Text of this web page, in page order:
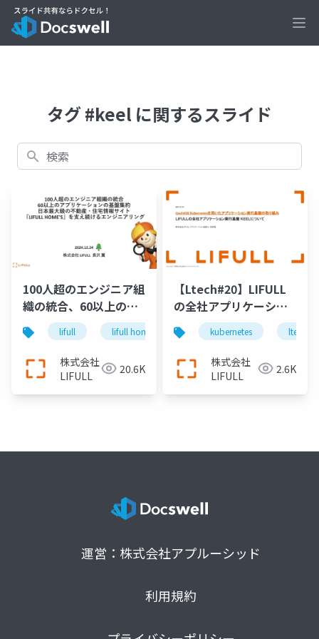
タグ #keel に関するスライド
検索
100人超のエンジニア組
織の統合、60以上のア
プリケーションの基盤
集約、日本最大級の不
動産・住宅情報サイト
『LIFULL HOME'S』を
支え続けるエンジニア
lifull lifull home's cto keel
株式会社
LIFULL
20.6K
【Ltech#20】LIFULL
の全社アプリケーショ
ン実行基盤 KEEL につ
いて
kubernetes ltech
株式会社
LIFULL
2.6K
運営：株式会社アプルーシッド
利用規約